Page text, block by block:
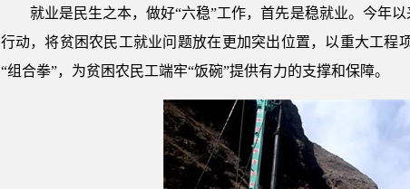
就业是民生之本，做好“六稳”工作，首先是稳就业。今年
行动，将贫困农民工就业问题放在更加突出位置，以重大工程
“组合拳”，为贫困农民工端牢“饭碗”提供有力的支撑和保障。